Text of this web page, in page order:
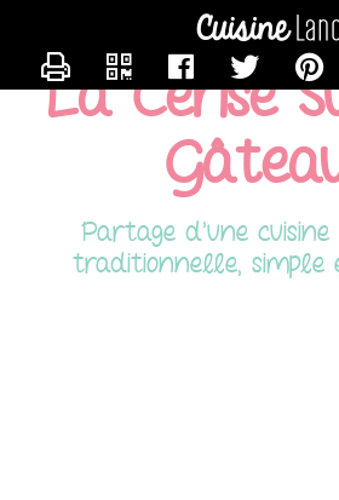
La Cerise
Partage d'une cuisine
traditionnelle, simple
CONTACTER